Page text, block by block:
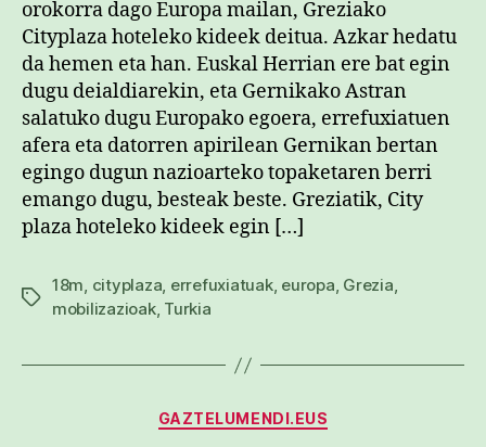
orokorra dago Europa mailan, Greziako
Cityplaza hoteleko kideek deitua. Azkar hedatu
da hemen eta han. Euskal Herrian ere bat egin
dugu deialdiarekin, eta Gernikako Astran
salatuko dugu Europako egoera, errefuxiatuen
afera eta datorren apirilean Gernikan bertan
egingo dugun nazioarteko topaketaren berri
emango dugu, besteak beste. Greziatik, City
plaza hoteleko kideek egin […]
Etiketak
18m, cityplaza, errefuxiatuak, europa, Grezia,
mobilizazioak, Turkia
Kategoriak
GAZTELUMENDI.EUS